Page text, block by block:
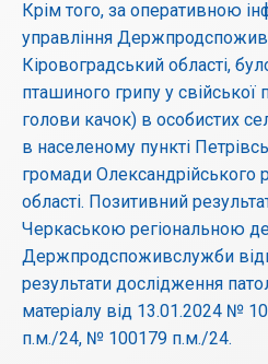
Крім того, за оперативною
управління
Кіровоградський області,
пташиного грипу у свійської
голови качок) в особистих
в населеному пункті
громади Олександрійського
області. Позитивний
Черкаською регіональною
Держпродспоживслужби
результати дослідження
матеріалу від 13.01.2024 №
п.м./24, № 100179 п.м./24.